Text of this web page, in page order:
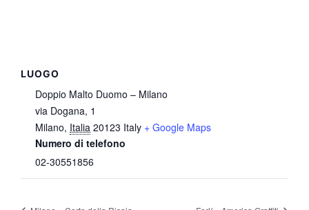
LUOGO
Doppio Malto Duomo – Milano
via Dogana, 1
Milano, Italia 20123 Italy + Google Maps
Numero di telefono
02-30551856